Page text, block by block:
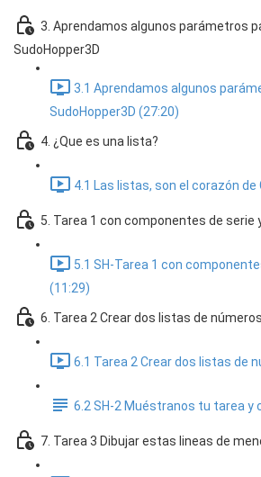
3. Aprendamos algunos parámetros
SudoHopper3D
3.1 Aprendamos algunos
SudoHopper3D (27:20)
4. ¿Que es una lista?
4.1 Las listas, son el corazón de
5. Tarea 1 con componentes de serie
5.1 SH-Tarea 1 con
(11:29)
6. Tarea 2 Crear dos listas de números
6.1 Tarea 2 Crear dos listas de
6.2 SH-2 Muéstranos tu tarea y
7. Tarea 3 Dibujar estas lineas de